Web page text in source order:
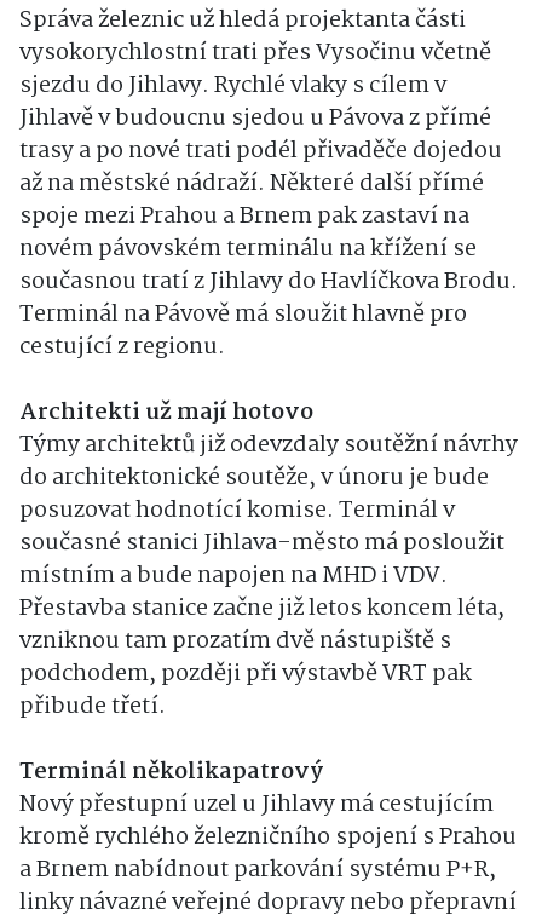
Správa železnic už hledá projektanta části
vysokorychlostní trati přes Vysočinu včetně
sjezdu do Jihlavy. Rychlé vlaky s cílem v
Jihlavě v budoucnu sjedou u Pávova z přímé
trasy a po nové trati podél přivaděče dojedou
až na městské nádraží. Některé další přímé
spoje mezi Prahou a Brnem pak zastaví na
novém pávovském terminálu na křížení se
současnou tratí z Jihlavy do Havlíčkova Brodu.
Terminál na Pávově má sloužit hlavně pro
cestující z regionu.
Architekti už mají hotovo
Týmy architektů již odevzdaly soutěžní návrhy
do architektonické soutěže, v únoru je bude
posuzovat hodnotící komise. Terminál v
současné stanici Jihlava-město má posloužit
místním a bude napojen na MHD i VDV.
Přestavba stanice začne již letos koncem léta,
vzniknou tam prozatím dvě nástupiště s
podchodem, později při výstavbě VRT pak
přibude třetí.
Terminál několikapatrový
Nový přestupní uzel u Jihlavy má cestujícím
kromě rychlého železničního spojení s Prahou
a Brnem nabídnout parkování systému P+R,
linky návazné veřejné dopravy nebo přepravní